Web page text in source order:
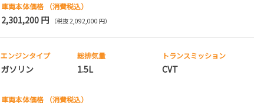
車両本体価格 （消費税込）
2,301,200 円 （税抜 2,092,000 円）
エンジンタイプ
ガソリン
総排気量
1.5L
トランスミッション
CVT
車両本体価格 （消費税込）